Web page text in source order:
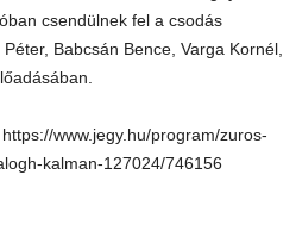
csendülnek fel a csodás
Babcsán Bence, Varga Kornél,
www.jegy.hu/program/zuros-
kalman-127024/746156